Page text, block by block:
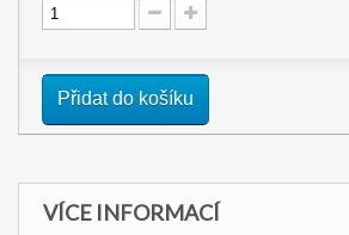
Přidat do košíku
VÍCE INFORMACÍ